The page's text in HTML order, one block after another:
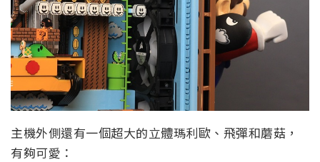
主機外側還有一個超大的立體瑪利歐、飛彈和蘑菇，
有夠可愛：